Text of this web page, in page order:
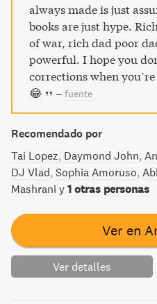
always made is just
books are just hype.
of war, rich dad poor
powerful. I hope you
corrections when
😂
– fuente
Recomendado por
Tai Lopez Daymond John
DJ Vlad Sophia Amoruso
Mashrani y 1 otras personas
Ver en
Ver detalles